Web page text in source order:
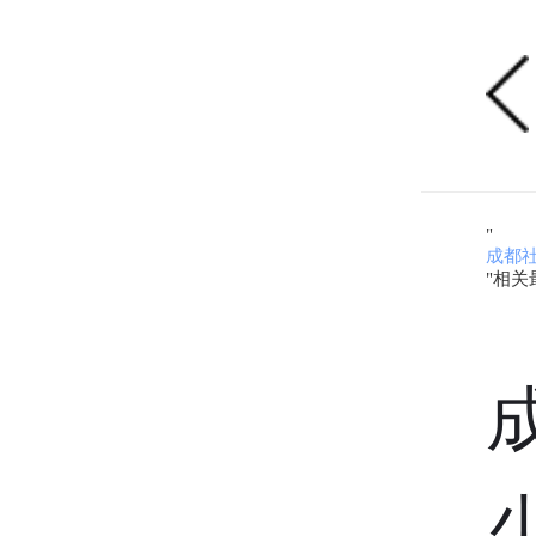
"
成都
"相关